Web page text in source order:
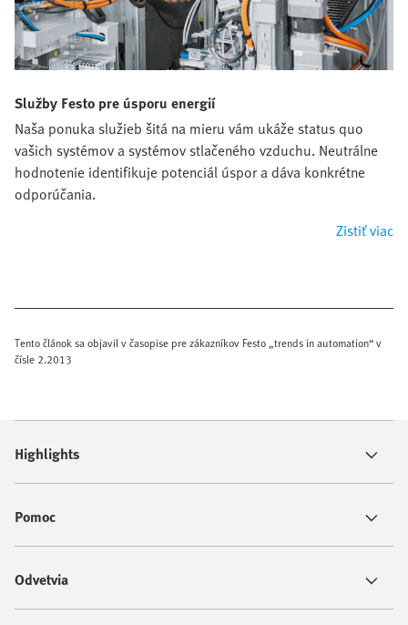
Služby Festo pre úsporu energií
Naša ponuka služieb šitá na mieru vám ukáže status quo
vašich systémov a systémov stlačeného vzduchu. Neutrálne
hodnotenie identifikuje potenciál úspor a dáva konkrétne
odporúčania.
Zistiť viac
Tento článok sa objavil v časopise pre zákazníkov Festo „trends in automation“ v
čísle 2.2013
Highlights
Pomoc
Odvetvia